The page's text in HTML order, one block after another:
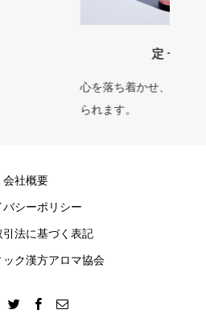
、質の良い睡眠が得
会社概要
バシーポリシー
引法に基づく表記
ック漢方アロマ協会